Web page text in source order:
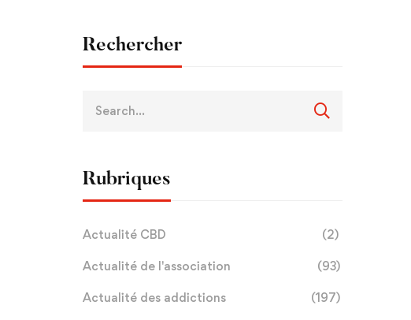
Rechercher
Rubriques
Actualité CBD (2)
Actualité de l'association (93)
Actualité des addictions (197)